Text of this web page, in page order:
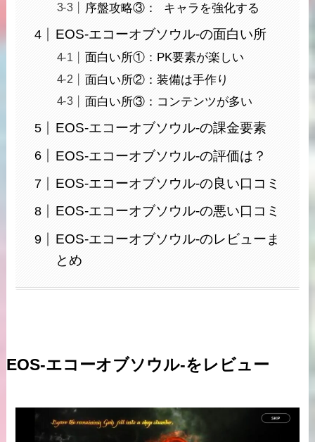
序盤攻略③： キャラを強化する
EOS-エコーオブソウル-の面白い所
面白い所①：PK要素が楽しい
面白い所②：装備は手作り
面白い所③：コンテンツが多い
EOS-エコーオブソウル-の課金要素
EOS-エコーオブソウル-の評価は？
EOS-エコーオブソウル-の良い口コミ
EOS-エコーオブソウル-の悪い口コミ
EOS-エコーオブソウル-のレビューま
とめ
EOS-エコーオブソウル-をレビュー